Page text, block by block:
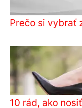
Prečo si vybrať
10 rád, ako